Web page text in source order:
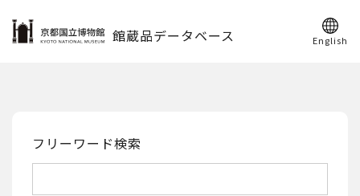
館蔵品データベース English
フリーワード検索